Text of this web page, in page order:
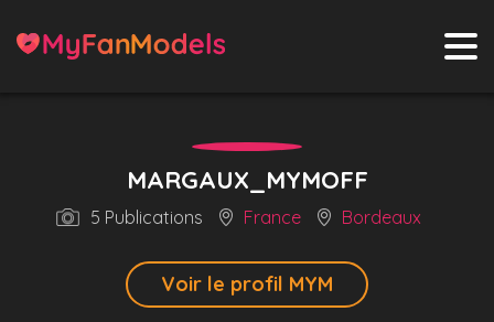
MARGAUX_MYMOFF
5 Publications France Bordeaux
Voir le profil MYM